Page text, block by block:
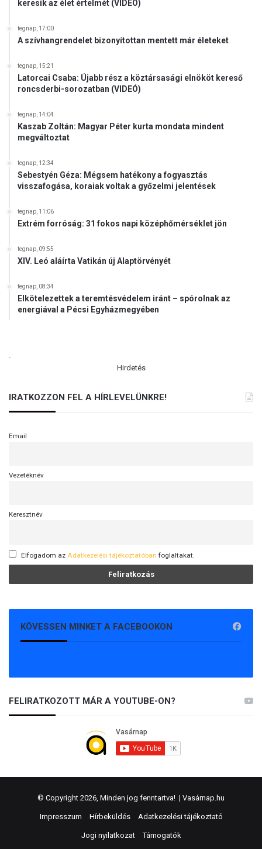
keresik az élet értelmét (VIDEÓ)
tegnap, 17:00
A szívhangrendelet bizonyítottan mentett már életeket
tegnap, 15:21
Latorcai Csaba: Újabb rész a köztársasági elnököt kereső
roncsderbi-sorozatban (VIDEÓ)
tegnap, 14:04
Kaszab Zoltán: Magyar Péter kurta mondata mindent
megváltoztat
tegnap, 12:34
Sebestyén Géza: Mégsem hatékony a fogyasztás
visszafogása, koraiak voltak a győzelmi jelentések
tegnap, 11:06
Extrém forróság: 31 fokos napi középhőmérséklet jön
tegnap, 09:55
XIV. Leó aláírta Vatikán új Alaptörvényét
tegnap, 08:34
Elkötelezettek a teremtésvédelem iránt – spórolnak az
energiával a Pécsi Egyházmegyében
Hirdetés
IRATKOZZON FEL A HÍRLEVELÜNKRE!
Email
Vezetéknév
Keresztnév
Elfogadom az Adatkezelési tájékoztatóban foglaltakat.
KÖVESSEN MINKET A FACEBOOKON
FELIRATKOZOTT MÁR A YOUTUBE-ON?
© Copyright 2026, Minden jog fenntartva! | Vasárnap.hu
Impresszum Hírbeküldés Adatkezelési tájékoztató
Jogi nyilatkozat Támogatók